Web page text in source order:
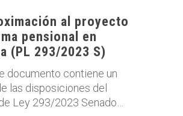
al proyecto
pensional en
(PL 293/2023 S)
documento contiene un
las disposiciones del
Ley 293/2023 Senado…